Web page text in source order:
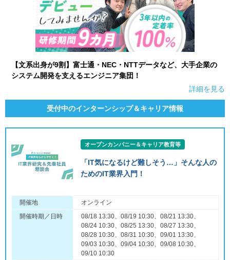
【文系出身が9割】富士通・NEC・NTTデータなど、大手企業の
システム開発を支えるエンジニア集団！
詳細を見る
受付中のインターンシップ＆キャリア情報
オープンカンパニー＆キャリア教育等
「IT気になるけど難しそう…」そんな人の
ためのIT業界入門！
開催地
オンライン
開催時期／日時
08/18 13:30、08/19 10:30、08/21 13:30、
08/24 10:30、08/25 13:30、08/27 13:30、
08/28 10:30、08/31 10:30、09/01 13:30、
09/03 10:30、09/04 10:30、09/08 10:30、
09/10 10:30